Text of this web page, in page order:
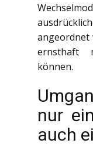
angeordnet
ernsthaft
können.
nur
auch